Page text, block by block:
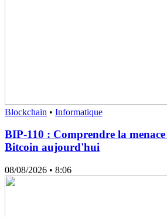
Blockchain • Informatique
BIP-110 : Comprendre la
Bitcoin aujourd'hui
08/08/2026 • 8:06